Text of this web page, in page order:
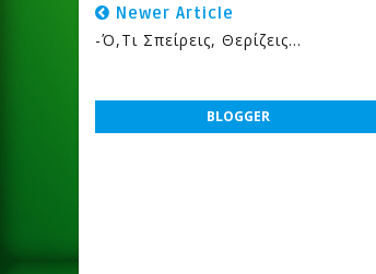
Newer Article
-Ό,τι Σπείρεις, Θερίζεις...
BLOGGER